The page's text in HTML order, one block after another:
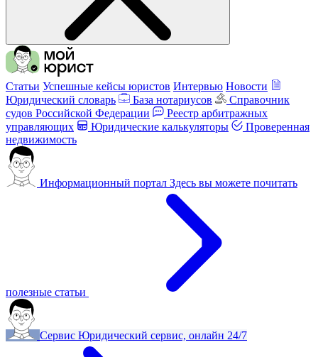
Статьи Успешные кейсы юристов Интервью Новости
Юридический словарь
База нотариусов
Справочник
судов Российской Федерации
Реестр арбитражных
управляющих
Юридические калькуляторы
Проверенная
недвижимость
Информационный портал Здесь вы можете почитать
полезные статьи
Сервис Юридический сервис, онлайн 24/7